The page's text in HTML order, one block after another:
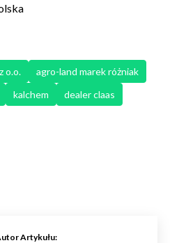
o.o.
agro-land marek różniak
kalchem
dealer claas
Artykułu: